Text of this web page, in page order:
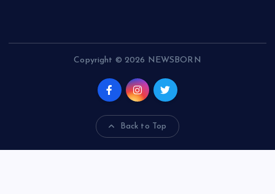
Copyright © 2026 NEWSBORN
Back to Top